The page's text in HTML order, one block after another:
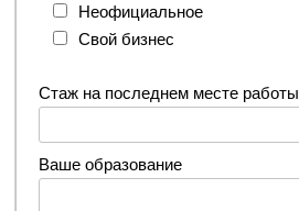
Неофициальное
Свой бизнес
Стаж на последнем месте работы
Ваше образование